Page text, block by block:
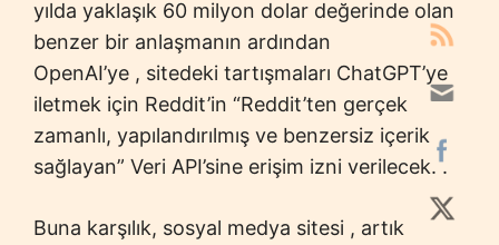
yılda yaklaşık 60 milyon dolar değerinde olan
benzer bir anlaşmanın ardından
OpenAI’ye , sitedeki tartışmaları ChatGPT’ye
iletmek için Reddit’in “Reddit’ten gerçek
zamanlı, yapılandırılmış ve benzersiz içerik
sağlayan” Veri API’sine erişim izni verilecek. .
Buna karşılık, sosyal medya sitesi , artık